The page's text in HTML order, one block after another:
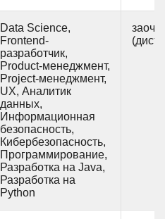
Data Science,
Frontend-
разработчик,
Product-менеджмент,
Project-менеджмент,
UX, Аналитик
данных,
Информационная
безопасность,
Кибербезопасность,
Программирование,
Разработка на Java,
Разработка на
Python